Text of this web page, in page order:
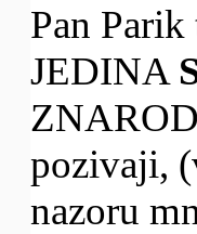
Pan
JEDINA
pozivaji,
nazoru